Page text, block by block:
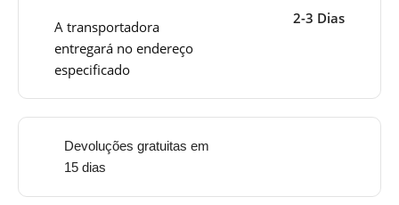
A transportadora
entregará no endereço
especificado
2-3 Dias
Devoluções gratuitas em
15 dias